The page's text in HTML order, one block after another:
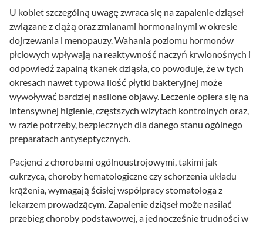
U kobiet szczególną uwagę zwraca się na zapalenie dziąseł
związane z ciążą oraz zmianami hormonalnymi w okresie
dojrzewania i menopauzy. Wahania poziomu hormonów
płciowych wpływają na reaktywność naczyń krwionośnych i
odpowiedź zapalną tkanek dziąsła, co powoduje, że w tych
okresach nawet typowa ilość płytki bakteryjnej może
wywoływać bardziej nasilone objawy. Leczenie opiera się na
intensywnej higienie, częstszych wizytach kontrolnych oraz,
w razie potrzeby, bezpiecznych dla danego stanu ogólnego
preparatach antyseptycznych.
Pacjenci z chorobami ogólnoustrojowymi, takimi jak
cukrzyca, choroby hematologiczne czy schorzenia układu
krążenia, wymagają ścisłej współpracy stomatologa z
lekarzem prowadzącym. Zapalenie dziąseł może nasilać
przebieg choroby podstawowej, a jednocześnie trudności w